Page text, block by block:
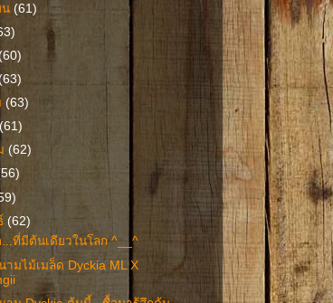
น(61)
(63)
(61)
(62)
(62)
...ที่มีต้นเดียวในโลก ^__^
ามไม้เมล็ด Dyckia ML X